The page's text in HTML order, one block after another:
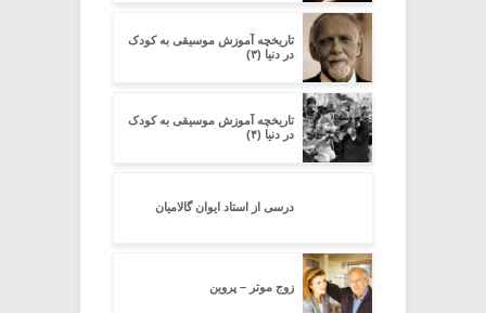
تاریخچه آموزش موسیقی به کودک
در دنیا (۳)
تاریخچه آموزش موسیقی به کودک
در دنیا (۴)
درسی از استاد ایوان گالامیان
زوج موتر – پروین